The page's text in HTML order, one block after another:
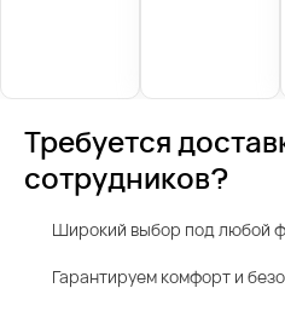
Требуется
сотрудников?
Широкий выбор под любой
Гарантируем комфорт и